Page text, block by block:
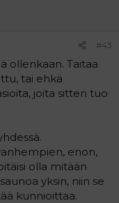
#43
ollenkaan. Taitaa
tai ehkä
joita sitten tuo
enon,
olla mitään
yksin, niin se
kunnioittaa.